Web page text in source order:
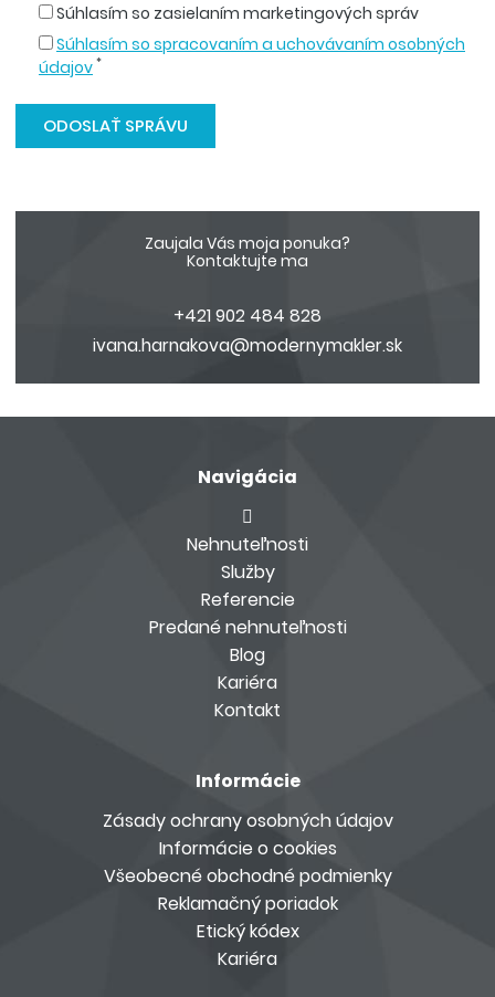
Súhlasím so zasielaním marketingových správ
Súhlasím so spracovaním a uchovávaním osobných
údajov *
Zaujala Vás moja ponuka?
Kontaktujte ma
+421 902 484 828
ivana.harnakova@modernymakler.sk
Navigácia
Nehnuteľnosti
Služby
Referencie
Predané nehnuteľnosti
Blog
Kariéra
Kontakt
Informácie
Zásady ochrany osobných údajov
Informácie o cookies
Všeobecné obchodné podmienky
Reklamačný poriadok
Etický kódex
Kariéra